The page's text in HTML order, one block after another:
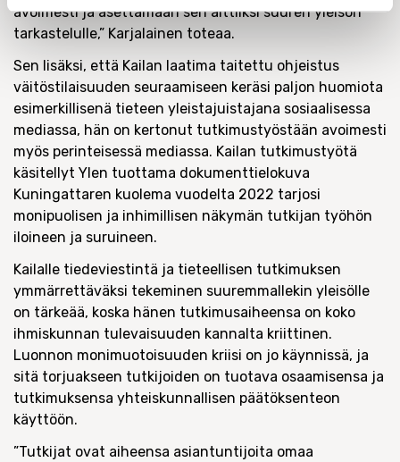
avoimesti ja asettamaan sen alttiiksi suuren yleisön
tarkastelulle,” Karjalainen toteaa.
Sen lisäksi, että Kailan laatima taitettu ohjeistus
väitöstilaisuuden seuraamiseen keräsi paljon huomiota
esimerkillisenä tieteen yleistajuistajana sosiaalisessa
mediassa, hän on kertonut tutkimustyöstään avoimesti
myös perinteisessä mediassa. Kailan tutkimustyötä
käsitellyt Ylen tuottama dokumenttielokuva
Kuningattaren kuolema vuodelta 2022 tarjosi
monipuolisen ja inhimillisen näkymän tutkijan työhön
iloineen ja suruineen.
Kailalle tiedeviestintä ja tieteellisen tutkimuksen
ymmärrettäväksi tekeminen suuremmallekin yleisölle
on tärkeää, koska hänen tutkimusaiheensa on koko
ihmiskunnan tulevaisuuden kannalta kriittinen.
Luonnon monimuotoisuuden kriisi on jo käynnissä, ja
sitä torjuakseen tutkijoiden on tuotava osaamisensa ja
tutkimuksensa yhteiskunnallisen päätöksenteon
käyttöön.
”Tutkijat ovat aiheensa asiantuntijoita omaa